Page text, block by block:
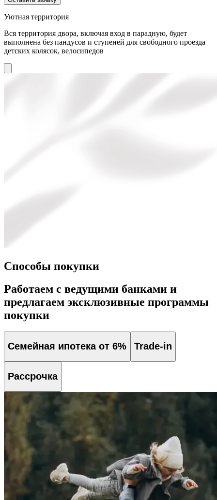
Уютная территория
Вся территория двора, включая вход в парадную, будет
выполнена без пандусов и ступеней для свободного проезда
детских колясок, велосипедов
Способы покупки
Работаем с ведущими банками и
предлагаем эксклюзивные программы
покупки
Семейная ипотека от 6% Trade-in
Рассрочка